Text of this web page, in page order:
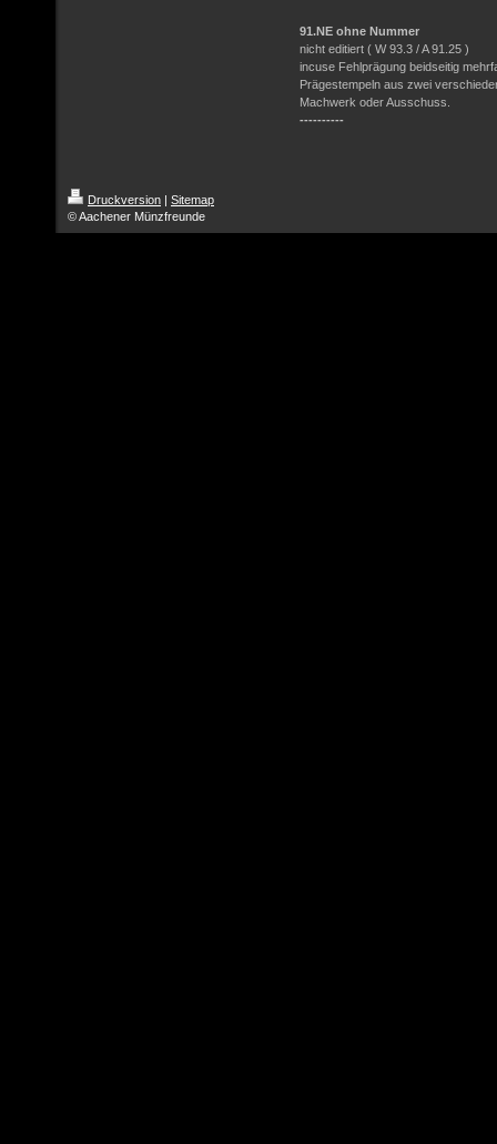
91.NE ohne Nummer
nicht editiert ( W 93.3 / A 91.25 )
incuse Fehlprägung beidseitig
Prägestempeln aus zwei
Machwerk oder Ausschuss.
----------
Druckversion | Sitemap
© Aachener Münzfreunde